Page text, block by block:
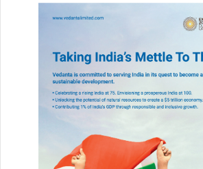
प्रदर्शनकारियों का कहना है कि भगवान के दरबार में
किसी भी प्रकार की वीआईपी व्यवस्था समाप्त कर आम